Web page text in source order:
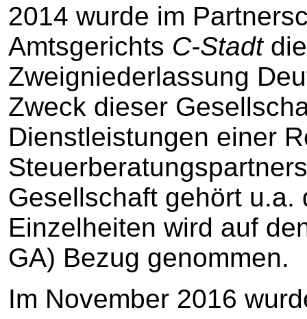
2014 wurde im
Amtsgerichts C-Stadt
Zweigniederlassung
Zweck dieser
Dienstleistungen einer
Gesellschaft gehört u.a.
Einzelheiten wird auf
GA) Bezug genommen.
Im November 2016